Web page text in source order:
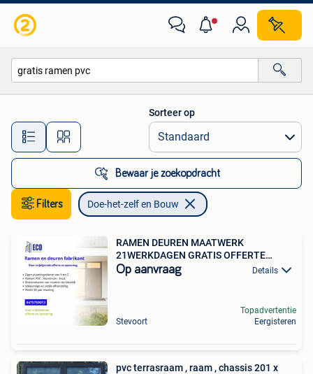
Alle afstanden…
Sorteer op
Bewaar je zoekopdracht
Filters Doe-het-zelf en Bouw
RAMEN DEUREN MAATWERK
21WERKDAGEN GRATIS OFFERTE
OPMETING
Op aanvraag Details
Stevoort
Topadvertentie
Eergisteren
pvc terrasraam , raam , chassis 201 x